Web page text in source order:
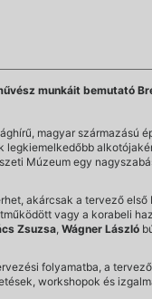
munkáit bemutató
magyar származású
Múzeum egy
akárcsak a tervező
vagy a korabeli
Zsuzsa, Wágner László
folyamatba, a
workshopok és